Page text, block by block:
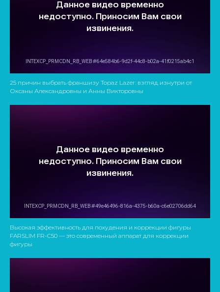
25 причин выбрать франшизу Topaz Lazer: взгляд изнутри от
Оксаны Александровны и Анны Викторовны
Высокая эффективность для похудения и коррекции фигуры
FARSLIM FR-C50 — это современный аппарат для коррекции
фигуры